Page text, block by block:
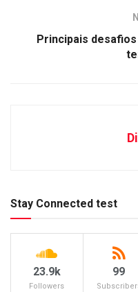
Principais
Stay Connected test
23.9k
Followers
99